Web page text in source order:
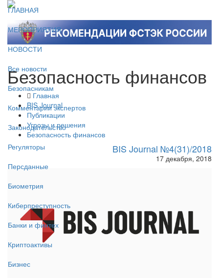
ГЛАВНАЯ
МЕРОПРИЯТИЯ
НОВОСТИ
Все новости
Безопасникам
Комментарии экспертов
Законодательство
Регуляторы
Персданные
Биометрия
Киберпреступность
Банки и финтех
Криптоактивы
Бизнес
Безопасность финансов
Главная
BIS Journal
Публикации
Угрозы и решения
Безопасность финансов
BIS Journal №4(31)/2018
17 декабря, 2018